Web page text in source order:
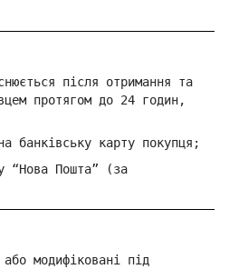
після отримання та
протягом до 24 годин,
банківську карту покупця;
“Нова Пошта” (за
модифіковані під